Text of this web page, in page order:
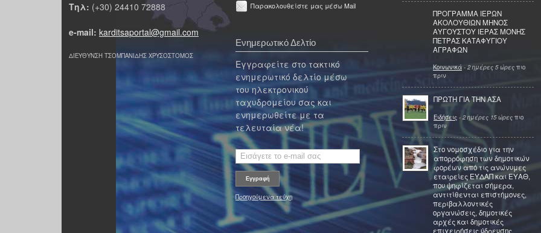
Τηλ: (+30) 24410 72888
e-mail: karditsaportal@gmail.com
ΔΙΕΥΘΥΝΣΗ ΤΣΟΜΠΑΝΙΔΗΣ ΧΡΥΣΟΣΤΟΜΟΣ
Παρακολουθείστε μας μέσω Mail
Ενημερωτικό Δελτίο
Εγγραφείτε στο τακτικό
ενημερωτικό δελτίο μέσω
του ηλεκτρονικού
ταχυδρομείου σας και
ενημερωθείτε με τα
τελευταία νέα!
Προηγούμενα τεύχη
ΠΡΟΓΡΑΜΜΑ ΙΕΡΩΝ
ΑΚΟΛΟΥΘΙΩΝ ΜΗΝΟΣ
ΑΥΓΟΥΣΤΟΥ ΙΕΡΑΣ ΜΟΝΗΣ
ΠΕΤΡΑΣ ΚΑΤΑΦΥΓΙΟΥ
ΑΓΡΑΦΩΝ
Κοινωνικά - 2 ημέρες 5 ώρες πιο
πριν
ΠΡΩΤΗ ΓΙΑ ΤΗΝ ΑΣΑ
Ειδήσεις - 2 ημέρες 15 ώρες πιο
πριν
Στο νομοσχέδιο για την
απορρόφηση των δημοτικών
φορέων από τις ανώνυμες
εταιρείες ΕΥΔΑΠ και ΕΥΑΘ,
που ψηφίζεται σήμερα,
αντιτίθενται επιστήμονες,
περιβαλλοντικές
οργανώσεις, δημοτικές
αρχές και δημοτικές
επιχειρήσεις ύδρευσης